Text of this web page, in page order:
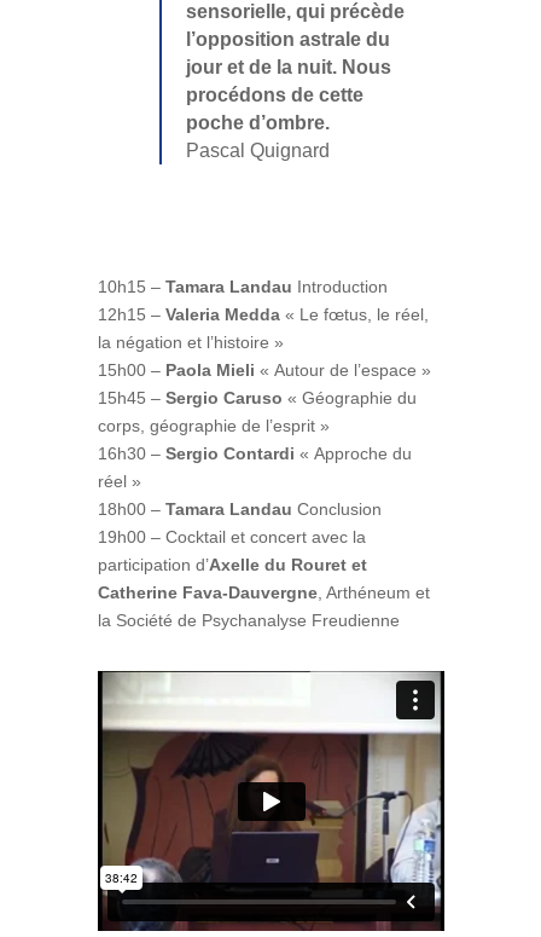
sensorielle, qui précède
l’opposition astrale du
jour et de la nuit. Nous
procédons de cette
poche d’ombre.
Pascal Quignard
10h15 – Tamara Landau Introduction
12h15 – Valeria Medda« Le fœtus, le réel,
la négation et l’histoire »
15h00 – Paola Mieli « Autour de l’espace »
15h45 – Sergio Caruso « Géographie du
corps, géographie de l’esprit »
16h30 – Sergio Contardi « Approche du
réel »
18h00 – Tamara Landau Conclusion
19h00 – Cocktail et concert avec la
participation d’Axelle du Rouret et
Catherine Fava-Dauvergne, Arthéneum et
la Société de Psychanalyse Freudienne